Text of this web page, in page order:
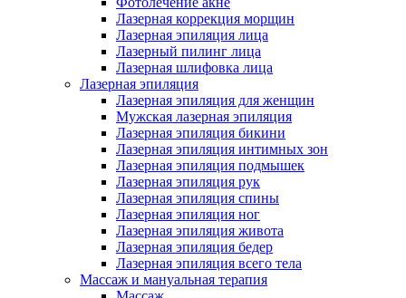
Лазерная коррекция морщин
Лазерная эпиляция лица
Лазерный пилинг лица
Лазерная шлифовка лица
Лазерная эпиляция
Лазерная эпиляция для женщин
Мужская лазерная эпиляция
Лазерная эпиляция бикини
Лазерная эпиляция интимных зон
Лазерная эпиляция подмышек
Лазерная эпиляция рук
Лазерная эпиляция спины
Лазерная эпиляция ног
Лазерная эпиляция живота
Лазерная эпиляция бедер
Лазерная эпиляция всего тела
Массаж и мануальная терапия